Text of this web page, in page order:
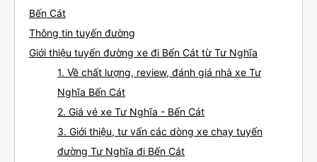
Bến Cát
Thông tin tuyến đường
Giới thiệu tuyến đường xe đi Bến Cát từ Tư Nghĩa
1. Về chất lượng, review, đánh giá nhà xe Tư
Nghĩa Bến Cát
2. Giá vé xe Tư Nghĩa - Bến Cát
3. Giới thiệu, tư vấn các dòng xe chạy tuyến
đường Tư Nghĩa đi Bến Cát